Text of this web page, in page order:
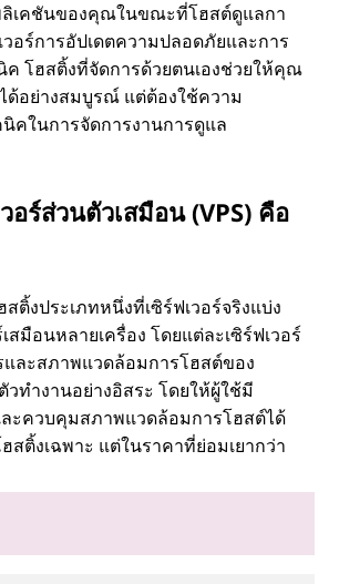
ลิเคชันของคุณในขณะที่โฮสต์ดูแลกา
วอร์การอัปเดตความปลอดภัยและการ
โฮสติ้งที่จัดการด้วยตนเองช่วยให้คุณ
ด้อย่างสมบูรณ์ แต่ต้องใช้ความ
คในการจัดการงานการดูแล
อร์ส่วนตัวเสมือน (VPS) คือ
สติ้งประเภทหนึ่งที่เซิร์ฟเวอร์จริงแบ่ง
สมือนหลายเครื่อง โดยแต่ละเซิร์ฟเวอร์
ละสภาพแวดล้อมการโฮสต์ของ
วทํางานอย่างอิสระ โดยให้ผู้ใช้มี
ะควบคุมสภาพแวดล้อมการโฮสต์ได้
ติ้งเฉพาะ แต่ในราคาที่ย่อมเยากว่า